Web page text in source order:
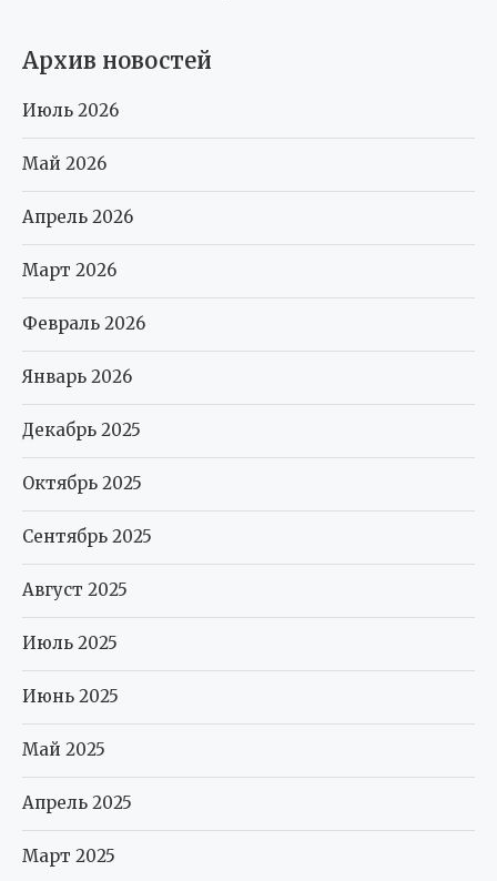
Архив новостей
Июль 2026
Май 2026
Апрель 2026
Март 2026
Февраль 2026
Январь 2026
Декабрь 2025
Октябрь 2025
Сентябрь 2025
Август 2025
Июль 2025
Июнь 2025
Май 2025
Апрель 2025
Март 2025